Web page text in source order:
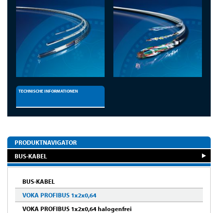
TECHNISCHE INFORMATIONEN
PRODUKTNAVIGATOR
BUS-KABEL
BUS-KABEL
VOKA PROFIBUS 1x2x0,64
VOKA PROFIBUS 1x2x0,64 halogenfrei